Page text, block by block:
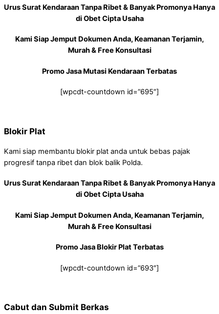
Urus Surat Kendaraan Tanpa Ribet & Banyak Promonya Hanya
di Obet Cipta Usaha
Kami Siap Jemput Dokumen Anda, Keamanan Terjamin,
Murah & Free Konsultasi
Promo Jasa Mutasi Kendaraan Terbatas
[wpcdt-countdown id=”695″]
Blokir Plat
Kami siap membantu blokir plat anda untuk bebas pajak
progresif tanpa ribet dan blok balik Polda.
Urus Surat Kendaraan Tanpa Ribet & Banyak Promonya Hanya
di Obet Cipta Usaha
Kami Siap Jemput Dokumen Anda, Keamanan Terjamin,
Murah & Free Konsultasi
Promo Jasa Blokir Plat Terbatas
[wpcdt-countdown id=”693″]
Cabut dan Submit Berkas